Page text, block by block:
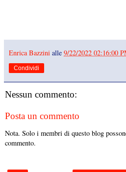
Enrica Bazzini alle 9/22/2022 02:16:00
Condividi
Nessun commento:
Posta un commento
Nota. Solo i membri di questo blog
commento.